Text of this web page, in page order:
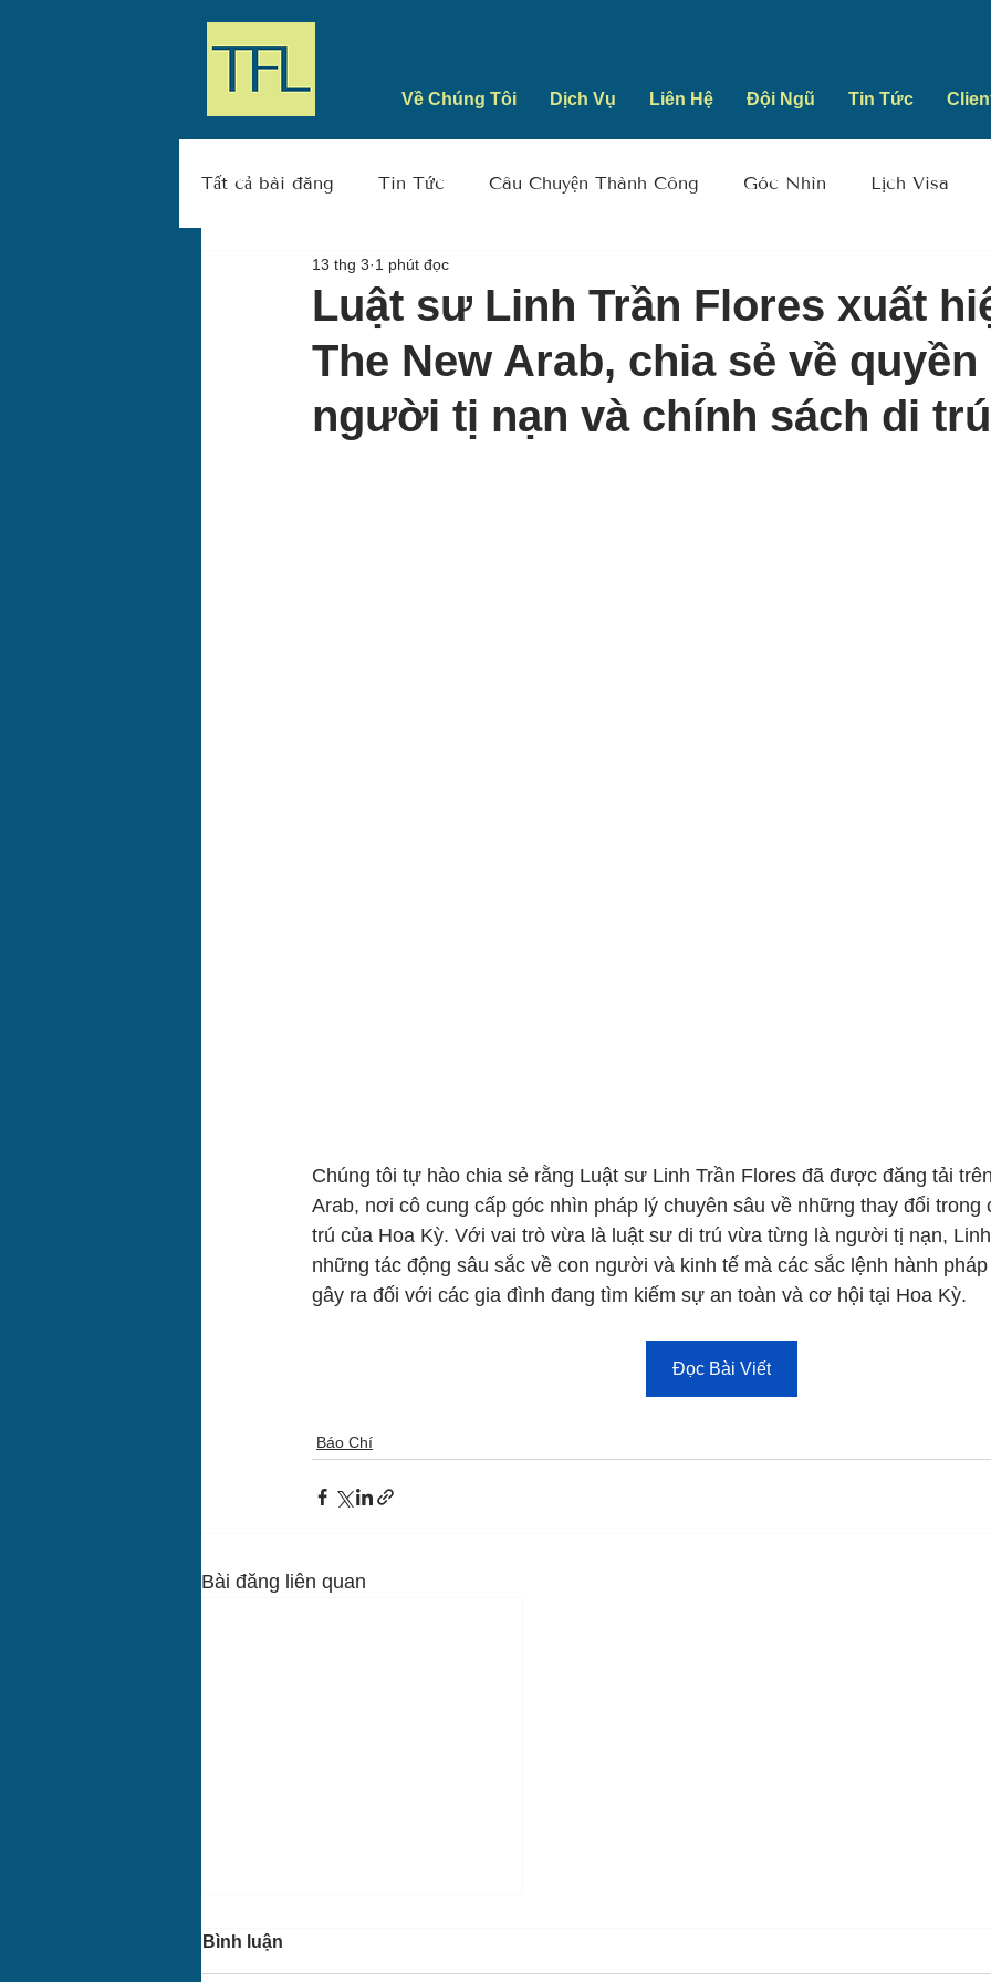
Về Chúng Tôi Dịch Vụ Liên Hệ Đội Ngũ Tin Tức
Tất cả bài đăng Tin Tức Câu Chuyện Thành Công Góc Nhìn Lịch Visa
Luật sư Linh Trần Flores xuất
The New Arab, chia sẻ về quyền
người tị nạn và chính sách di trú
13 thg 3 1 phút đọc
Chúng tôi tự hào chia sẻ rằng Luật sư Linh Trần Flores đã được đăng tải
Arab, nơi cô cung cấp góc nhìn pháp lý chuyên sâu về những thay đổi trong
trú của Hoa Kỳ. Với vai trò vừa là luật sư di trú vừa từng là người tị nạn,
những tác động sâu sắc về con người và kinh tế mà các sắc lệnh hành
gây ra đối với các gia đình đang tìm kiếm sự an toàn và cơ hội tại Hoa Kỳ.
Đọc Bài Viết
Báo Chí
Bài đăng liên quan
Bình luận